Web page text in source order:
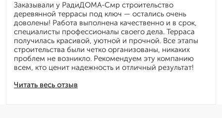
Читать весь отзыв
Заказывали у РадиДОМА-Смр строительство
деревянной террасы под ключ — остались очень
доволены! Работа выполнена качественно и в срок,
специалисты профессионалы своего дела. Терраса
получилась красивой, уютной и прочной. Все этапы
строительства были четко организованы, никаких
проблем не возникло. Рекомендуем эту компанию
всем, кто ценит надежность и отличный результат!